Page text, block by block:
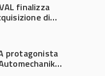
finalizza
di
protagonista